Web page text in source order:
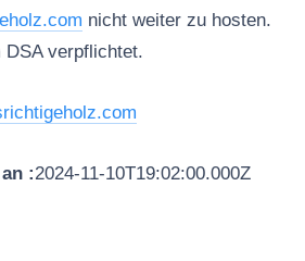
nicht weiter zu hosten.
verpflichtet.
:2024-11-10T19:02:00.000Z